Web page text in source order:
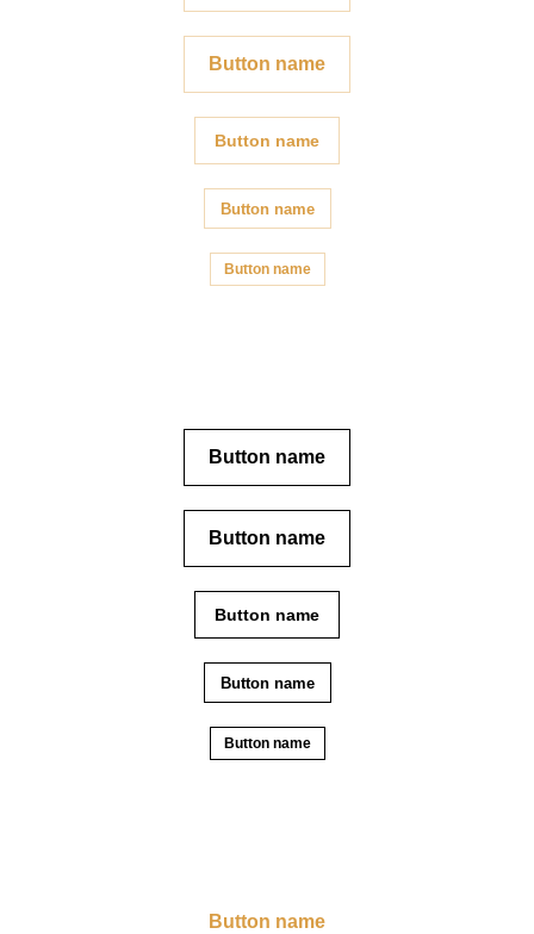
Button name
Button name
Button name
Button name
Button name
Button name
Button name
Button name
Button name
Button name